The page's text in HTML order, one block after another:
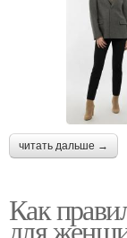
читать дальше →
Как